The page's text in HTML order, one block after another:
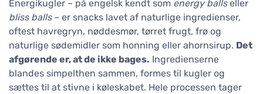
Energikugler – på engelsk kendt som energy ballseller
bliss balls– er snacks lavet af naturlige ingredienser,
oftest havregryn, nøddesmør, tørret frugt, frø og
naturlige sødemidler som honning eller ahornsirup. Det
afgørende er, at de ikke bages. Ingredienserne
blandes simpelthen sammen, formes til kugler og
sættes til at stivne i køleskabet. Hele processen tager